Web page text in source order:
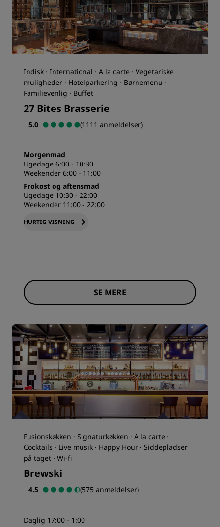
Indisk · International · A la carte · Vegetariske
muligheder · Hotelparkering · Børnemenu ·
Familievenlig · Buffet
27 Bites Brasserie
5.0 (1111 anmeldelser)
Morgenmad
Ugedage 6:00 - 10:30
Weekender 6:00 - 11:00
Frokost og aftensmad
Ugedage 10:30 - 22:00
Weekender 11:00 - 22:00
HURTIG VISNING
SE MERE
Fusionskøkken · Signaturkøkken · A la carte ·
Cocktails · Live musik · Happy Hour · Siddepladser
på taget · Wi-fi
Brewski
4.5 (575 anmeldelser)
Daglig 17:00 - 1:00